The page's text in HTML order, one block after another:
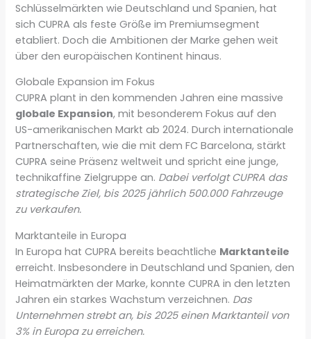
Schlüsselmärkten wie Deutschland und Spanien, hat
sich CUPRA als feste Größe im Premiumsegment
etabliert. Doch die Ambitionen der Marke gehen weit
über den europäischen Kontinent hinaus.
Globale Expansion im Fokus
CUPRA plant in den kommenden Jahren eine massive
globale Expansion, mit besonderem Fokus auf den
US-amerikanischen Markt ab 2024. Durch internationale
Partnerschaften, wie die mit dem FC Barcelona, stärkt
CUPRA seine Präsenz weltweit und spricht eine junge,
technikaffine Zielgruppe an. Dabei verfolgt CUPRA das
strategische Ziel, bis 2025 jährlich 500.000 Fahrzeuge
zu verkaufen.
Marktanteile in Europa
In Europa hat CUPRA bereits beachtliche Marktanteile
erreicht. Insbesondere in Deutschland und Spanien, den
Heimatmärkten der Marke, konnte CUPRA in den letzten
Jahren ein starkes Wachstum verzeichnen. Das
Unternehmen strebt an, bis 2025 einen Marktanteil von
3% in Europa zu erreichen.